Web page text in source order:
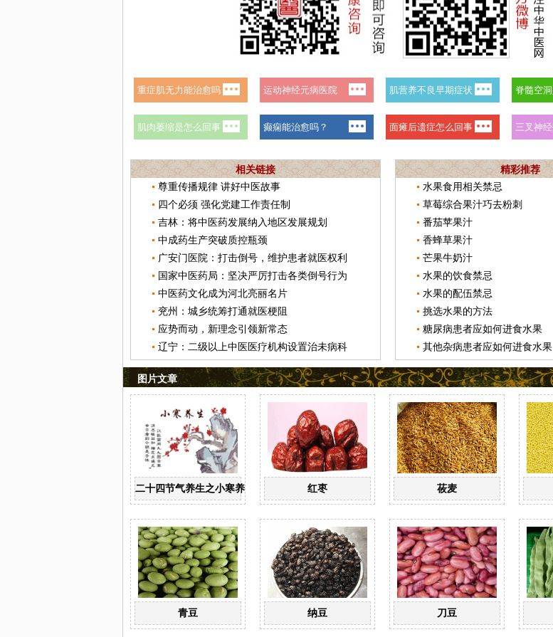
相关链接
尊重传播规律 讲好中医故事
四个必须 强化党建工作责任制
吉林：将中医药发展纳入地区发展规划
中成药生产突破质控瓶颈
广安门医院：打击倒号，维护患者就医权利
国家中医药局：坚决严厉打击各类倒号行为
中医药文化成为河北亮丽名片
兖州：城乡统筹打通就医梗阻
应势而动，新理念引领新常态
辽宁：二级以上中医医疗机构设置治未病科
精彩推荐
水果食用相关禁忌
草莓综合果汁巧去粉刺
番茄苹果汁
香蜂草果汁
芒果牛奶汁
水果的饮食禁忌
水果的配伍禁忌
挑选水果的方法
糖尿病患者应如何进食水果
其他杂病患者应如何进食水果
图片文章
二十四节气养生之小寒养生 红枣 莜麦
青豆 纳豆 刀豆